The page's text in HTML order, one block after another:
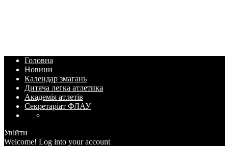
Головна
Новини
Календар змагань
Дитяча легка атлетика
Академія атлетів
Секретаріат ФЛАУ
Увійти
Welcome! Log into your account